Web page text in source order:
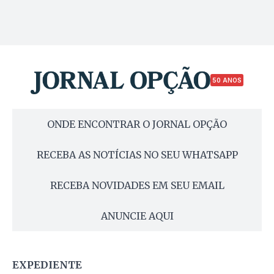
50 ANOS
ONDE ENCONTRAR O JORNAL OPÇÃO
RECEBA AS NOTÍCIAS NO SEU WHATSAPP
RECEBA NOVIDADES EM SEU EMAIL
ANUNCIE AQUI
EXPEDIENTE